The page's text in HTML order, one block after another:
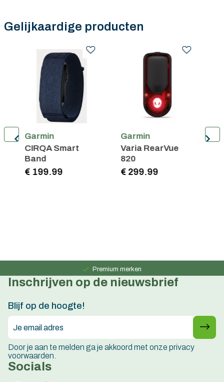
Gelijkaardige producten
Oplaad-/gegevenskabelVivosmart 5
Premium merken
Persoonlijk advies
Inschrijven op de nieuwsbrief
Blijf op de hoogte!
Door je aan te melden ga je akkoord met onze privacy
voorwaarden.
Socials